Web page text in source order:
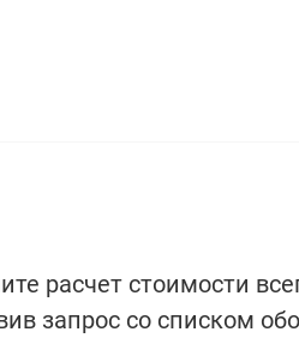
расчет стоимости
запрос со списком